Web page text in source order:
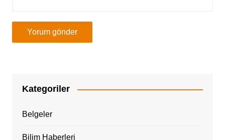
Kategoriler
Belgeler
Bilim Haberleri